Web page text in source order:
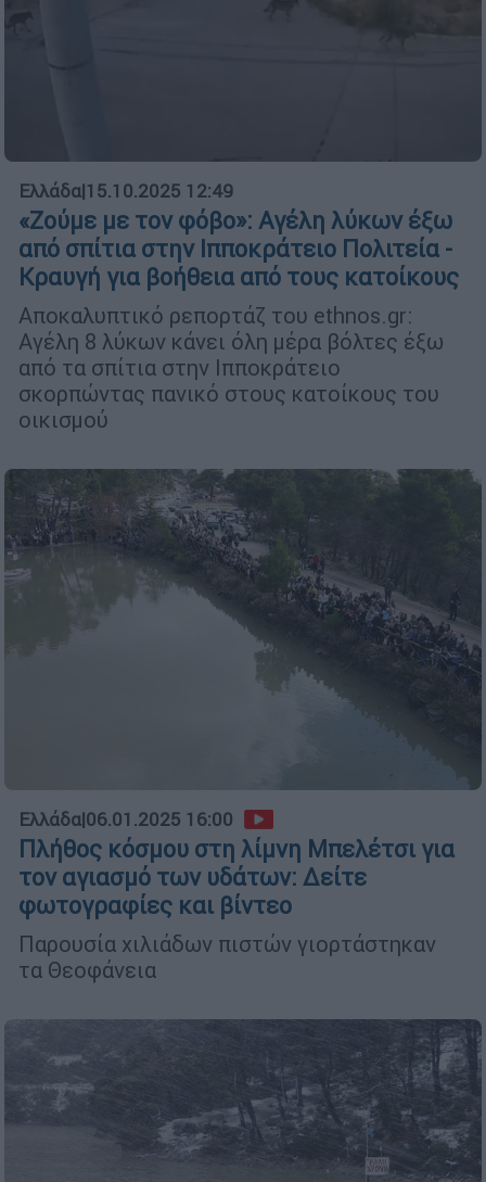
Ελλάδα|15.10.2025 12:49
«Ζούμε με τον φόβο»: Αγέλη λύκων έξω
από σπίτια στην Ιπποκράτειο Πολιτεία -
Κραυγή για βοήθεια από τους κατοίκους
Αποκαλυπτικό ρεπορτάζ του ethnos.gr:
Αγέλη 8 λύκων κάνει όλη μέρα βόλτες έξω
από τα σπίτια στην Ιπποκράτειο
σκορπώντας πανικό στους κατοίκους του
οικισμού
Ελλάδα|06.01.2025 16:00
Πλήθος κόσμου στη λίμνη Μπελέτσι για
τον αγιασμό των υδάτων: Δείτε
φωτογραφίες και βίντεο
Παρουσία χιλιάδων πιστών γιορτάστηκαν
τα Θεοφάνεια